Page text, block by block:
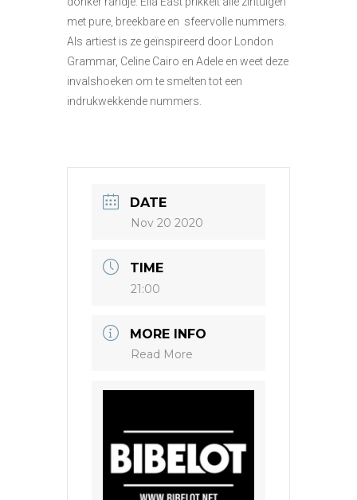
met pure, breekbare en sfeervolle nummers.
Als artiest is ze geïnspireerd door London
Grammar, Celine Cairo en Adele en weet deze
invalshoeken om te smelten tot een
indrukwekkende nummers.
DATE
Nov 20 2020
TIME
21:00
MORE INFO
Read More